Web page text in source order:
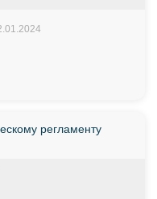
регламенту